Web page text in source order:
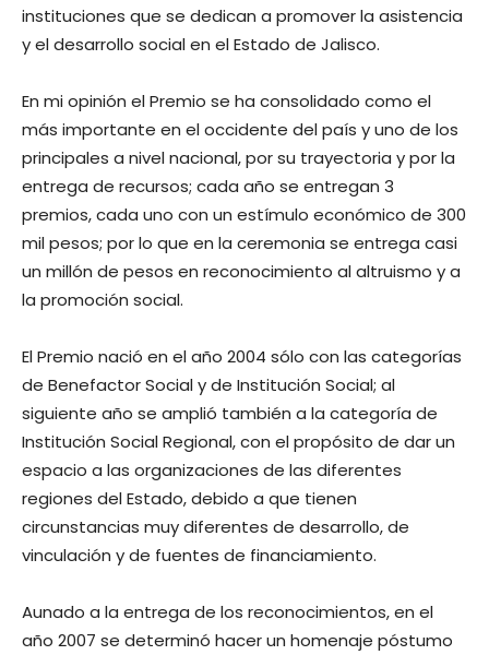
instituciones que se dedican a promover la asistencia
y el desarrollo social en el Estado de Jalisco.
En mi opinión el Premio se ha consolidado como el
más importante en el occidente del país y uno de los
principales a nivel nacional, por su trayectoria y por la
entrega de recursos; cada año se entregan 3
premios, cada uno con un estímulo económico de 300
mil pesos; por lo que en la ceremonia se entrega casi
un millón de pesos en reconocimiento al altruismo y a
la promoción social.
El Premio nació en el año 2004 sólo con las categorías
de Benefactor Social y de Institución Social; al
siguiente año se amplió también a la categoría de
Institución Social Regional, con el propósito de dar un
espacio a las organizaciones de las diferentes
regiones del Estado, debido a que tienen
circunstancias muy diferentes de desarrollo, de
vinculación y de fuentes de financiamiento.
Aunado a la entrega de los reconocimientos, en el
año 2007 se determinó hacer un homenaje póstumo